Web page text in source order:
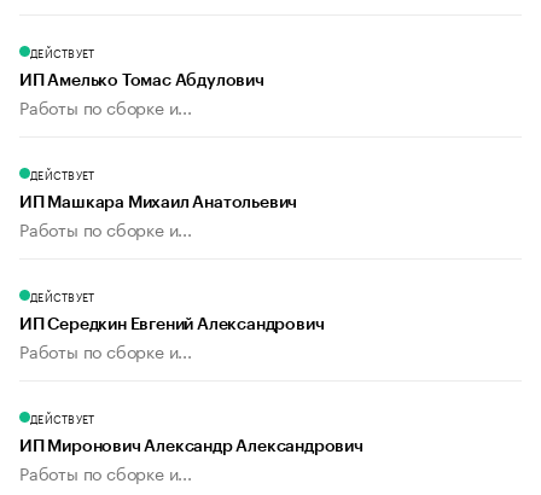
ДЕЙСТВУЕТ
ИП Амелько Томас Абдулович
Работы по сборке и...
ДЕЙСТВУЕТ
ИП Машкара Михаил Анатольевич
Работы по сборке и...
ДЕЙСТВУЕТ
ИП Середкин Евгений Александрович
Работы по сборке и...
ДЕЙСТВУЕТ
ИП Миронович Александр Александрович
Работы по сборке и...